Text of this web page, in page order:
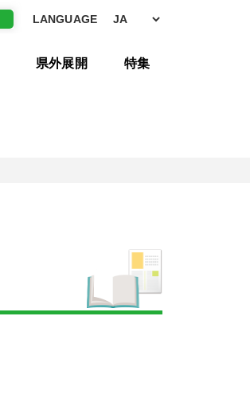
LANGUAGE
県外展開 特集